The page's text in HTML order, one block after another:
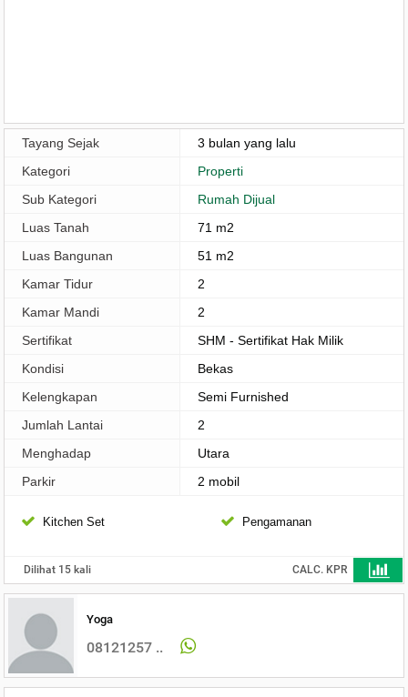
Tayang Sejak
3 bulan yang lalu
Kategori
Properti
Sub Kategori
Rumah Dijual
Luas Tanah
71 m2
Luas Bangunan
51 m2
Kamar Tidur
2
Kamar Mandi
2
Sertifikat
SHM - Sertifikat Hak Milik
Kondisi
Bekas
Kelengkapan
Semi Furnished
Jumlah Lantai
2
Menghadap
Utara
Parkir
2 mobil
Kitchen Set Pengamanan
Dilihat 15 kali CALC. KPR
Yoga
08121257 ..